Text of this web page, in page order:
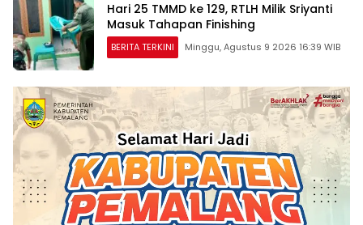
Hari 25 TMMD ke 129, RTLH Milik Sriyanti
Masuk Tahapan Finishing
BERITA TERKINI Minggu, Agustus 9 2026 16:39 WIB